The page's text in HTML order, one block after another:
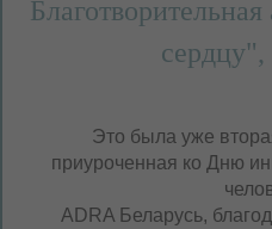
сердцу",
Это была уже
приуроченная ко Дню
ADRA Беларусь,